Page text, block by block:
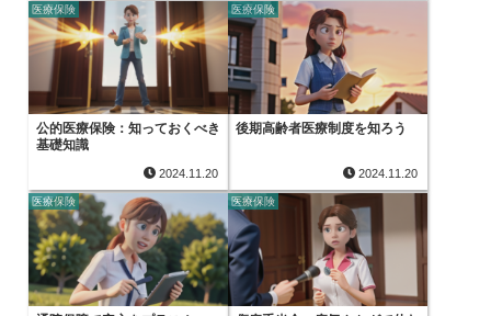
医療保険
公的医療保険：知っておくべき
基礎知識
2024.11.20
医療保険
後期高齢者医療制度を知ろう
2024.11.20
医療保険 医療保険